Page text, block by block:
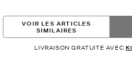
VOIR LES ARTICLES
SIMILAIRES
LIVRAISON GRATUITE AVEC